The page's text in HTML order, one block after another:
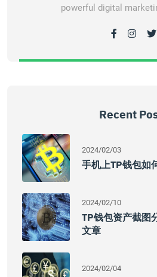
powerful digital
Recent
2024/02/03
手机上TP钱包如
2024/02/10
TP钱包资产截图
文章
2024/02/04